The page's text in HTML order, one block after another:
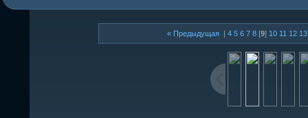
« Предыдущая| 4 5 6 7 8[9] 10 11 12 13